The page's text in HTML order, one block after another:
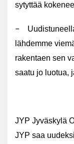
sytyttää
–
lähdemme
rakentaen sen
saatu jo luotua,
JYP Jyväskylä
JYP saa